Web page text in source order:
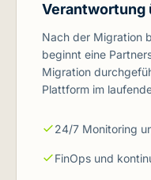
Verantwortung
Nach der Migration
beginnt eine
Migration
Plattform im
24/7 Monitoring
FinOps und